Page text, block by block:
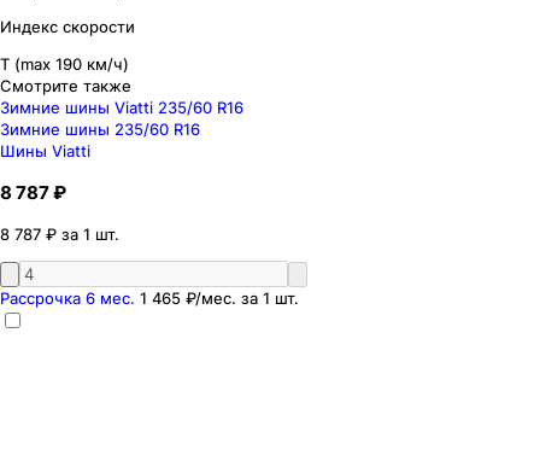
Индекс скорости
T (max 190 км/ч)
Смотрите также
Зимние шины Viatti 235/60 R16
Зимние шины 235/60 R16
Шины Viatti
8 787 ₽
8 787 ₽ за 1 шт.
Рассрочка 6 мес. 1 465 ₽/мес. за 1 шт.